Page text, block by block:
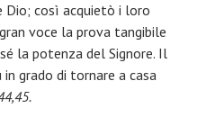
così acquietò i loro
voce la prova tangibile
la potenza del Signore. Il
grado di tornare a casa